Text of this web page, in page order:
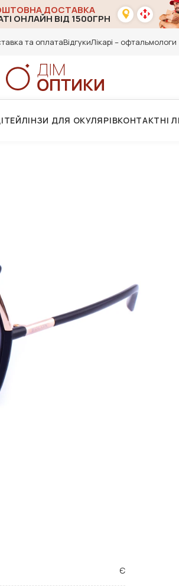
ДОСТАВКА
ОНЛАЙН ВІД 1500ГРН
та оплатаВідгукиЛікарі – офтальмологи
ЛІНЗИ ДЛЯ ОКУЛЯРІВКОНТАКТНІ
Є